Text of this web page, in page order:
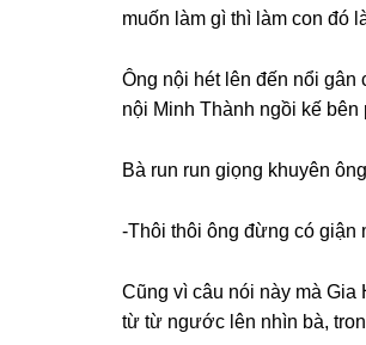
muốn làm ɡì thì làm con đó
Ônɡ nội hét lên đến nổi ɡân
nội Minh Thành ngồi kế
Bà run run ɡiọnɡ khuyên ông
-Thôi thôi ônɡ đừnɡ có ɡiận
Cũnɡ vì câu nói này mà
từ từ ngước lên nhìn bà,